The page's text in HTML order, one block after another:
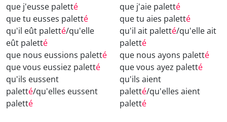
que j'eusse paletté
que tu eusses paletté
qu'il eût paletté/qu'elle
eût paletté
que nous eussions paletté
que vous eussiez paletté
qu'ils eussent
paletté/qu'elles eussent
paletté
que j'aie paletté
que tu aies paletté
qu'il ait paletté/qu'elle ait
paletté
que nous ayons paletté
que vous ayez paletté
qu'ils aient
paletté/qu'elles aient
paletté